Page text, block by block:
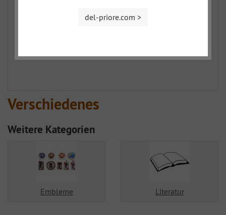
Verschiedenes
Weitere Kategorien
Embleme Literatur
del-priore.com >